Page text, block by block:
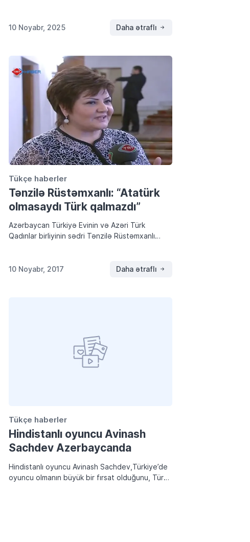
şeyi hesaplamıştım. Hepsinde çok […]
10 Noyabr, 2025 Daha ətraflı
Tükçe haberler
Tənzilə Rüstəmxanlı: “Atatürk
olmasaydı Türk qalmazdı”
Azərbaycan Türkiyə Evinin və Azəri Türk
Qadınlar birliyinin sədri Tənzilə Rüstəmxanlı
olmasaydı, Türk belki Özbekistan’da olurdu, ama
10 Noyabr, 2017 Daha ətraflı
Tükçe haberler
Hindistanlı oyuncu Avinash
Sachdev Azerbaycanda
Hindistanlı oyuncu Avinash Sachdev,Türkiye’de
oyuncu olmanın büyük bir fırsat olduğunu, Türk